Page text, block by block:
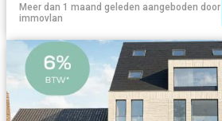
Meer dan 1 maand geleden aangeboden door
immovlan